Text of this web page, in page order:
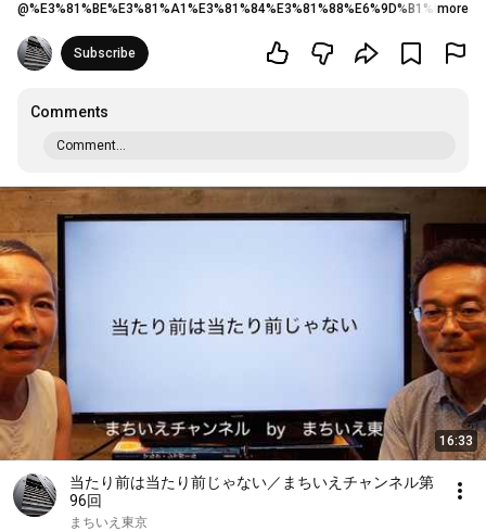
@ more
Subscribe
Comments
Comment...
16:33
当たり前は当たり前じゃない／まちいえチャンネル第
96回
まちいえ東京